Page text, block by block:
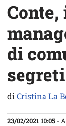
di
segreti
diCristina La
23/02/2021 10:05 -